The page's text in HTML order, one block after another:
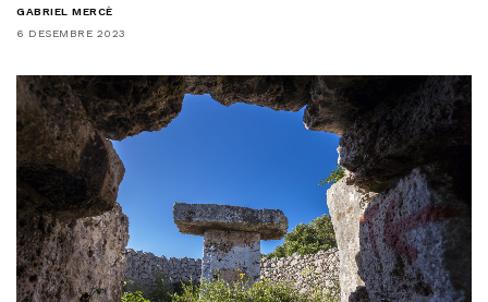
GABRIEL MERCÈ
6 DESEMBRE 2023